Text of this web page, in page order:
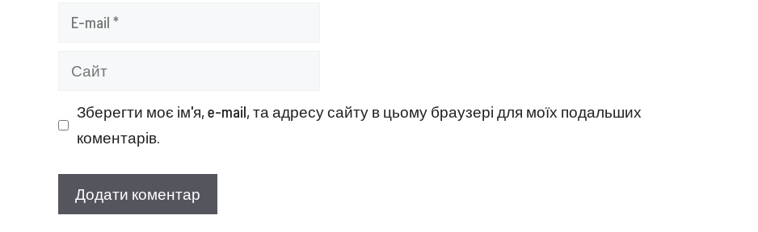
Сайт
Зберегти моє ім'я, e-mail, та адресу сайту в цьому браузері для моїх подальших
коментарів.